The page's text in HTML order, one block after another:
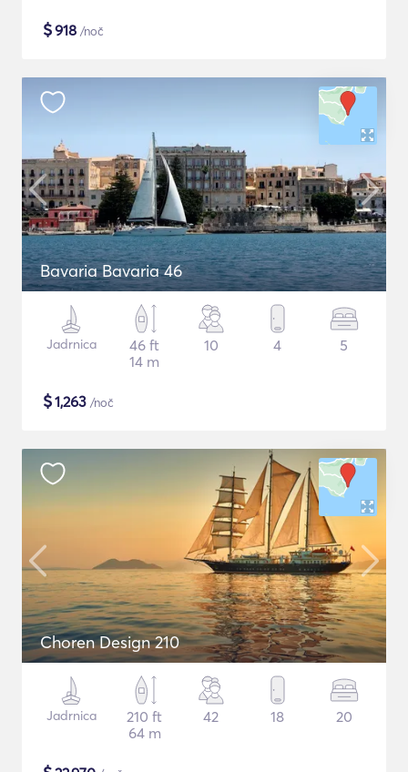
$918 /noč
Bavaria Bavaria 46
Jadrnica
46 ft
14 m
10 4 5
$1,263 /noč
Choren Design 210
Jadrnica
210 ft
64 m
42 18 20